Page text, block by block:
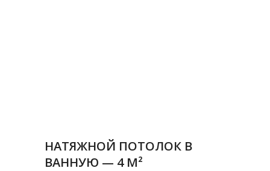
НАТЯЖНОЙ ПОТОЛОК В
ВАННУЮ — 4 М²